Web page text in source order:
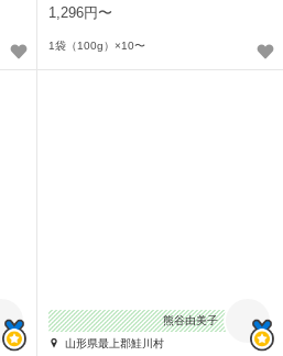
1,296円〜
1袋（100g）×10〜
熊谷由美子
山形県最上郡鮭川村